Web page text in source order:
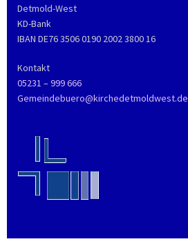
Detmold-West
KD-Bank
IBAN DE76 3506 0190 2002 3800 16
Kontakt
05231 – 999 666
Gemeindebuero@kirchedetmoldwest.de